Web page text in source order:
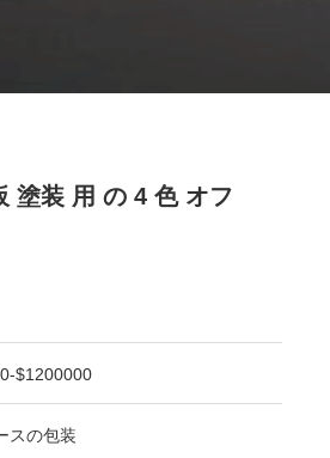
塗装 用 の 4 色 オフ
$1200000
スの包装